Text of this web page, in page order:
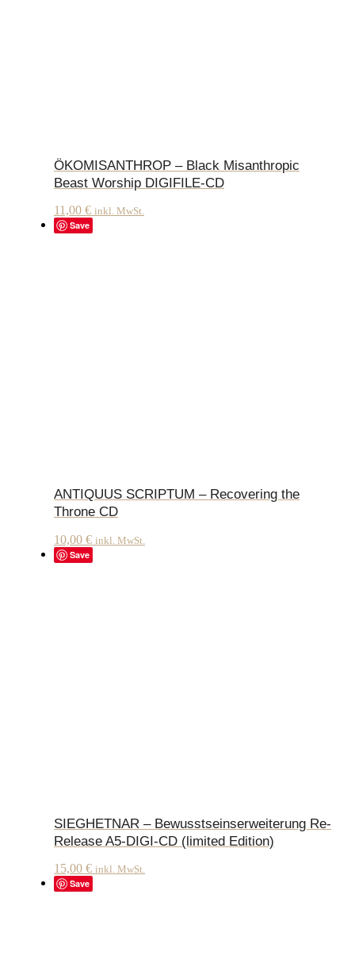
ÖKOMISANTHROP – Black Misanthropic
Beast Worship DIGIFILE-CD
11,00 € inkl. MwSt.
Save
ANTIQUUS SCRIPTUM – Recovering the
Throne CD
10,00 € inkl. MwSt.
Save
SIEGHETNAR – Bewusstseinserweiterung Re-
Release A5-DIGI-CD (limited Edition)
15,00 € inkl. MwSt.
Save